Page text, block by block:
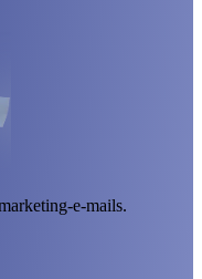
e-mails.